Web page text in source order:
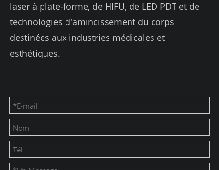
laser à plate-forme, de HIFU, de LED PDT et de
technologies d'amincissement du corps
destinées aux industries médicales et
esthétiques.